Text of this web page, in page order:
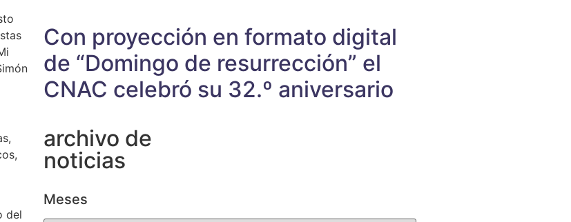
del
Con proyección en formato digital
de “Domingo de resurrección” el
CNAC celebró su 32.º aniversario
archivo de
noticias
Meses